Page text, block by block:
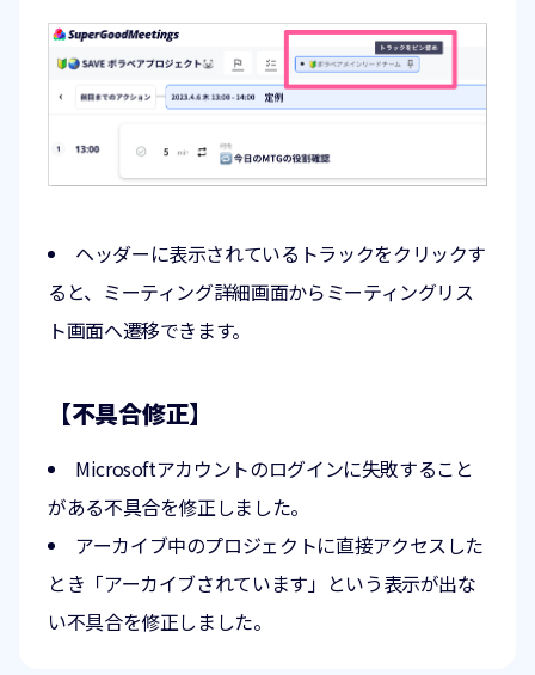
ヘッダーに表示されているトラックをクリックす
ると、ミーティング詳細画面からミーティングリス
ト画面へ遷移できます。
【不具合修正】
Microsoftアカウントのログインに失敗すること
がある不具合を修正しました。
アーカイブ中のプロジェクトに直接アクセスした
とき「アーカイブされています」という表示が出な
い不具合を修正しました。